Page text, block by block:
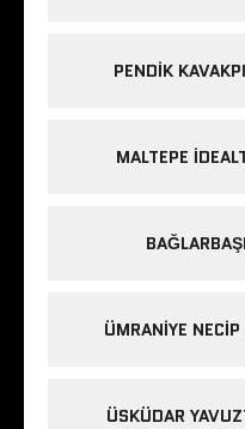
PENDIK
MALTEPE
ÜMRANIYE
ÜSKÜDAR